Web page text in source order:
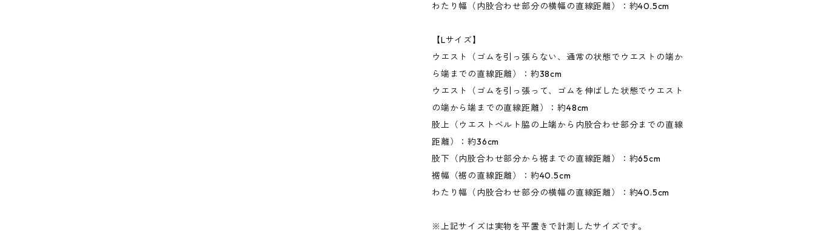
わたり幅（内股合わせ部分の横幅の直線距離）：約40.5cm
【Lサイズ】
ウエスト（ゴムを引っ張らない、通常の状態でウエストの端か
ら端までの直線距離）：約38cm
ウエスト（ゴムを引っ張って、ゴムを伸ばした状態でウエスト
の端から端までの直線距離）：約48cm
股上（ウエストベルト脇の上端から内股合わせ部分までの直線
距離）：約36cm
股下（内股合わせ部分から裾までの直線距離）：約65cm
裾幅（裾の直線距離）：約40.5cm
わたり幅（内股合わせ部分の横幅の直線距離）：約40.5cm
※上記サイズは実物を平置きで計測したサイズです。